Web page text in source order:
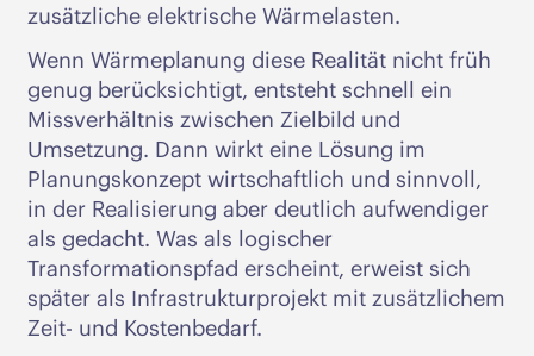
zusätzliche elektrische Wärmelasten.
Wenn Wärmeplanung diese Realität nicht früh
genug berücksichtigt, entsteht schnell ein
Missverhältnis zwischen Zielbild und
Umsetzung. Dann wirkt eine Lösung im
Planungskonzept wirtschaftlich und sinnvoll,
in der Realisierung aber deutlich aufwendiger
als gedacht. Was als logischer
Transformationspfad erscheint, erweist sich
später als Infrastrukturprojekt mit zusätzlichem
Zeit- und Kostenbedarf.